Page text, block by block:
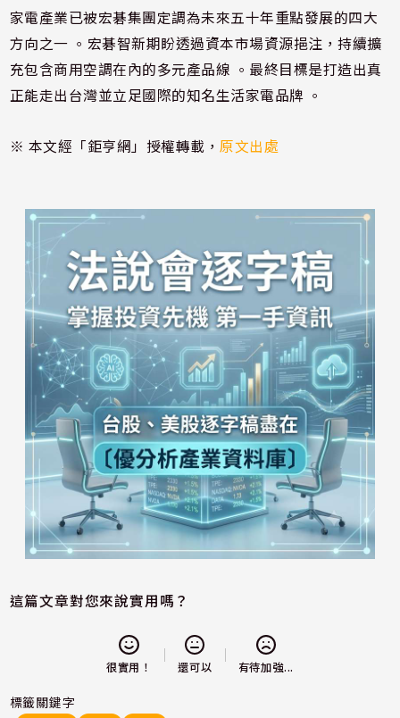
家電產業已被宏碁集團定調為未來五十年重點發展的四大
方向之一 。宏碁智新期盼透過資本市場資源挹注，持續擴
充包含商用空調在內的多元產品線 。最終目標是打造出真
正能走出台灣並立足國際的知名生活家電品牌 。
※ 本文經「鉅亨網」授權轉載，原文出處
這篇文章對您來說實用嗎？
很實用！ 還可以 有待加強...
標籤關鍵字